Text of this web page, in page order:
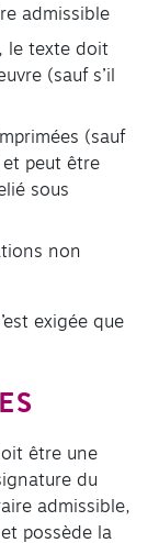
admissible
le texte doit
(sauf s’il
(sauf
et peut être
sous
non
exigée que
être une
du
admissible,
possède la